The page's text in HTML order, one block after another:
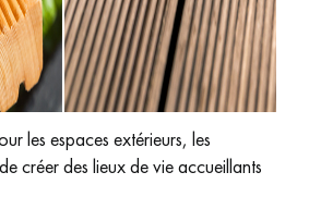
disposition pour vous guider pas à
et la pose de votre parquet.
les espaces extérieurs, les
créer des lieux de vie accueillants